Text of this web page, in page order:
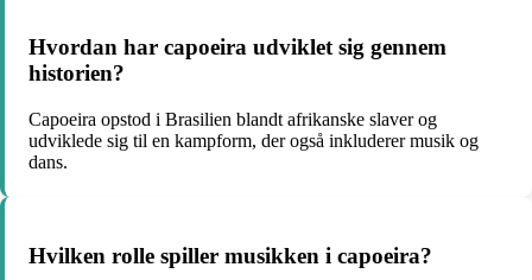
Hvordan har capoeira udviklet sig gennem
historien?
Capoeira opstod i Brasilien blandt afrikanske slaver og
udviklede sig til en kampform, der også inkluderer musik og
dans.
Hvilken rolle spiller musikken i capoeira?